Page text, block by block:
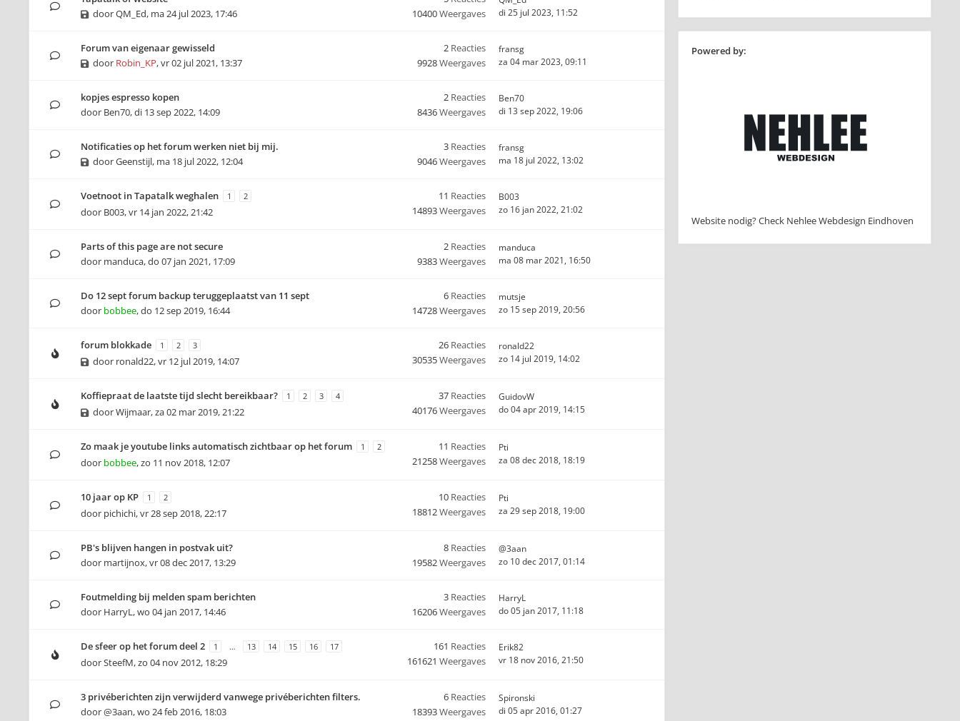
doorQM_Ed, ma 24 jul 2023, 17:46
10400Weergaves
di 25 jul 2023, 11:52
Forum van eigenaar gewisseld
door Robin_KP,vr 02 jul 2021, 13:37
2 Reacties
9928Weergaves
fransg
za 04 mar 2023, 09:11
kopjes espresso kopen
door Ben70,di 13 sep 2022, 14:09
2 Reacties
8436Weergaves
Ben70
di 13 sep 2022, 19:06
Notificaties op het forum werken niet bij mij.
doorGeenstijl, ma 18 jul 2022, 12:04
3 Reacties
9046Weergaves
fransg
ma 18 jul 2022, 13:02
Voetnoot in Tapatalk weghalen 1 2
door B003,vr 14 jan 2022, 21:42
11 Reacties
14893Weergaves
B003
zo 16 jan 2022, 21:02
Parts of this page are not secure
door manduca,do 07 jan 2021, 17:09
2 Reacties
9383Weergaves
manduca
ma 08 mar 2021, 16:50
Do 12 sept forum backup teruggeplaatst van 11 sept
door bobbee,do 12 sep 2019, 16:44
6 Reacties
14728Weergaves
mutsje
zo 15 sep 2019, 20:56
forum blokkade 1 2 3
door ronald22,vr 12 jul 2019, 14:07
26 Reacties
30535Weergaves
ronald22
zo 14 jul 2019, 14:02
Koffiepraat de laatste tijd slecht bereikbaar? 1 2 3 4
doorWijmaar,za 02 mar 2019, 21:22
37 Reacties
40176Weergaves
GuidovW
do 04 apr 2019, 14:15
Zo maak je youtube links automatisch zichtbaar op het forum 1 2
door bobbee,zo 11 nov 2018, 12:07
11 Reacties
21258Weergaves
Pti
za 08 dec 2018, 18:19
10 jaar op KP 1 2
door pichichi,vr 28 sep 2018, 22:17
10 Reacties
18812Weergaves
Pti
za 29 sep 2018, 19:00
PB's blijven hangen in postvak uit?
door martijnox,vr 08 dec 2017, 13:29
8 Reacties
19582Weergaves
@3aan
zo 10 dec 2017, 01:14
Foutmelding bij melden spam berichten
door HarryL,wo 04 jan 2017, 14:46
3 Reacties
16206Weergaves
HarryL
do 05 jan 2017, 11:18
De sfeer op het forum deel 2 1 … 13 14 15 16 17
doorSteefM,zo 04 nov 2012, 18:29
161 Reacties
161621 Weergaves
Erik82
vr 18 nov 2016, 21:50
3 privéberichten zijn verwijderd vanwege privéberichten filters.
door@3aan,wo 24 feb 2016, 18:03
6 Reacties
18393Weergaves
Spironski
di 05 apr 2016, 01:27
Powered by:
Website nodig? Check Nehlee Webdesign Eindhoven